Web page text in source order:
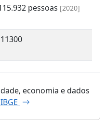
pessoas [2020]
economia e dados